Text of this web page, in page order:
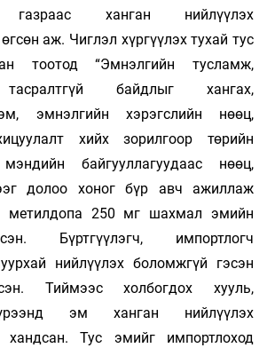
газраас ханган нийлүүлэх
аж. Чиглэл хүргүүлэх тухай тус
тоотод “Эмнэлгийн тусламж,
тасралтгүй байдлыг хангах,
эмнэлгийн хэрэгслийн нөөц,
хийх зорилгоор төрийн
байгууллагуудаас нөөц,
долоо хоног бүр авч ажиллаж
метилдопа 250 мг шахмал эмийн
Бүртгүүлэгч, импортлогч
нийлүүлэх боломжгүй гэсэн
Тиймээс холбогдох хууль,
эм ханган нийлүүлэх
хандсан. Тус эмийг импортлоход